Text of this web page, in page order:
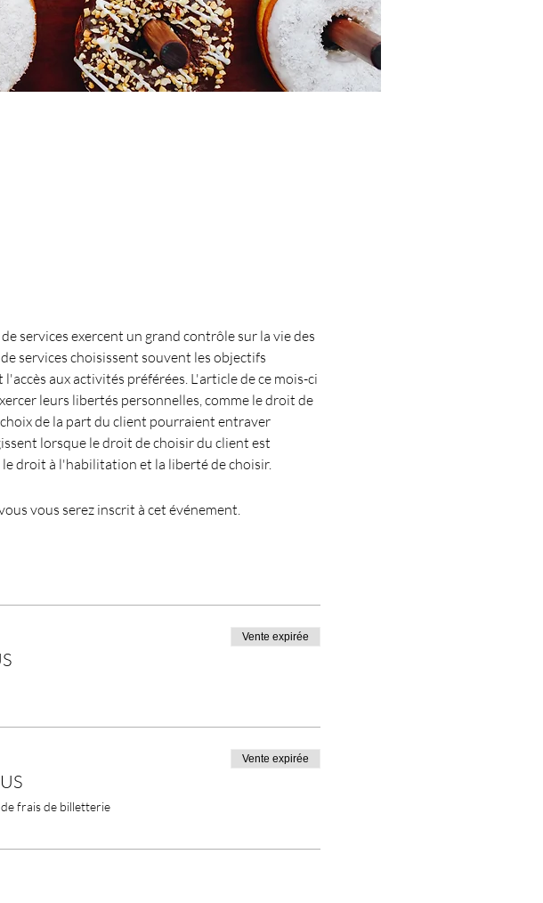
services exercent un grand contrôle sur la vie des
services choisissent souvent les objectifs
aux activités préférées. L'article de ce mois-ci
leurs libertés personnelles, comme le droit de
de la part du client pourraient entraver
lorsque le droit de choisir du client est
droit à l'habilitation et la liberté de choisir.
vous serez inscrit à cet événement.
Vente expirée
frais de billetterie
Vente expirée